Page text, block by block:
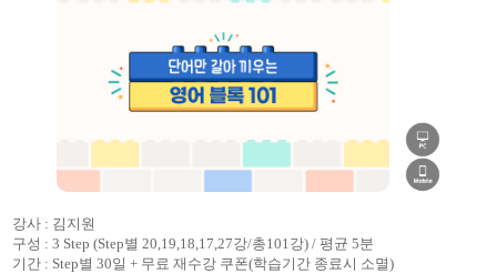
강사 : 김지원
구성 : 3 Step (Step별 20,19,18,17,27강/총101강) / 평균 5분
기간 : Step별 30일 + 무료 재수강 쿠폰(학습기간 종료시 소멸)